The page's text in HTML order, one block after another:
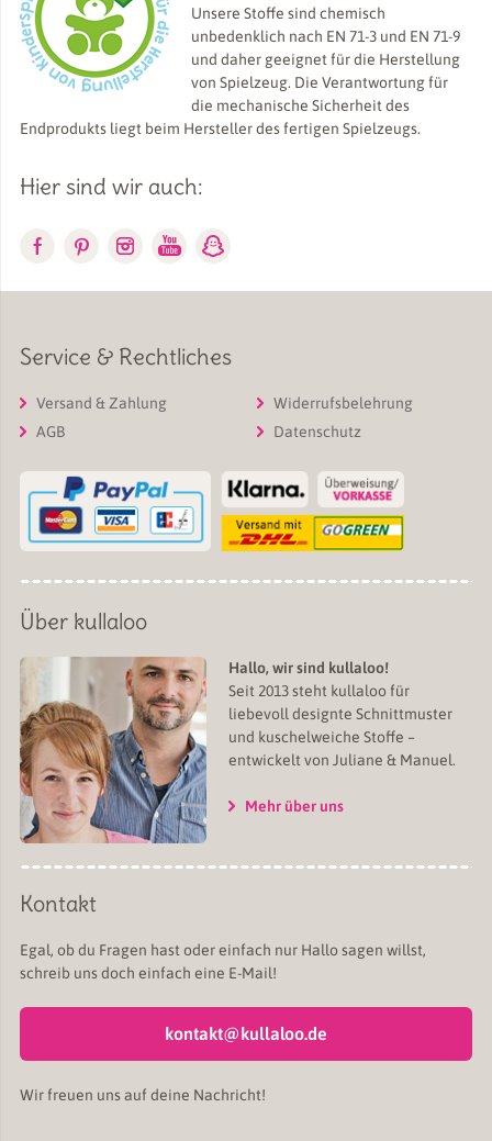
Unsere Stoffe sind chemisch
unbedenklich nach EN 71-3 und EN 71-9
und daher geeignet für die Herstellung
von Spielzeug. Die Verantwortung für
die mechanische Sicherheit des
Endprodukts liegt beim Hersteller des fertigen Spielzeugs.
Hier sind wir auch:
Service & Rechtliches
Versand & Zahlung
AGB
Widerrufsbelehrung
Datenschutz
Über kullaloo
Hallo, wir sind kullaloo!
Seit 2013 steht kullaloo für
liebevoll designte Schnittmuster
und kuschelweiche Stoffe –
entwickelt von Juliane & Manuel.
Mehr über uns
Kontakt
Egal, ob du Fragen hast oder einfach nur Hallo sagen willst,
schreib uns doch einfach eine E-Mail!
kontakt@kullaloo.de
Wir freuen uns auf deine Nachricht!